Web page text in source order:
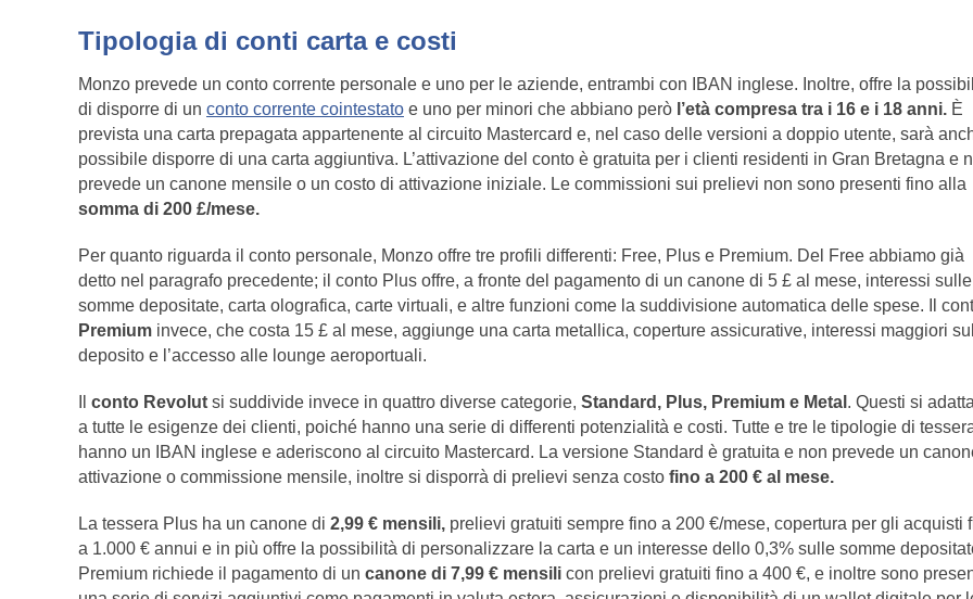
Tipologia di conti carta e costi
Monzo prevede un conto corrente personale e uno per le aziende, entrambi con IBAN inglese. Inoltre, offre la
di disporre di un conto corrente cointestato e uno per minori che abbiano però l’età compresa tra i 16 e i 18 anni. È
prevista una carta prepagata appartenente al circuito Mastercard e, nel caso delle versioni a doppio utente, sarà
possibile disporre di una carta aggiuntiva. L’attivazione del conto è gratuita per i clienti residenti in Gran Bretagna e
prevede un canone mensile o un costo di attivazione iniziale. Le commissioni sui prelievi non sono presenti fino alla
somma di 200 £/mese.
Per quanto riguarda il conto personale, Monzo offre tre profili differenti: Free, Plus e Premium. Del Free abbiamo già
detto nel paragrafo precedente; il conto Plus offre, a fronte del pagamento di un canone di 5 £ al mese, interessi sulle
somme depositate, carta olografica, carte virtuali, e altre funzioni come la suddivisione automatica delle spese. Il
Premium invece, che costa 15 £ al mese, aggiunge una carta metallica, coperture assicurative, interessi maggiori sul
deposito e l’accesso alle lounge aeroportuali.
conto Revolut si suddivide invece in quattro diverse categorie, Standard, Plus, Premium e Metal . Questi si
a tutte le esigenze dei clienti, poiché hanno una serie di differenti potenzialità e costi. Tutte e tre le tipologie di
hanno un IBAN inglese e aderiscono al circuito Mastercard. La versione Standard è gratuita e non prevede un
attivazione o commissione mensile, inoltre si disporrà di prelievi senza costo fino a 200 € al mese.
La tessera Plus ha un canone di 2,99 € mensili, prelievi gratuiti sempre fino a 200 €/mese, copertura per gli acquisti
a 1.000 € annui e in più offre la possibilità di personalizzare la carta e un interesse dello 0,3% sulle somme
Premium richiede il pagamento di un canone di 7,99 € mensili con prelievi gratuiti fino a 400 €, e inoltre sono